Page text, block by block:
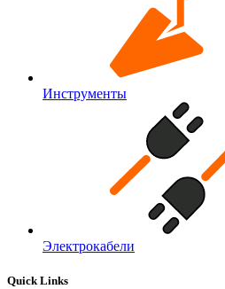
Инструменты
Электрокабели
Quick Links